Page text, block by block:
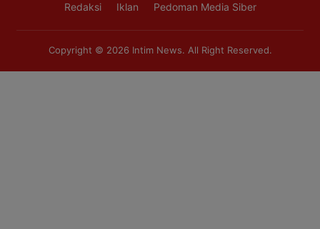
Redaksi Iklan Pedoman Media Siber
Copyright © 2026 Intim News. All Right Reserved.